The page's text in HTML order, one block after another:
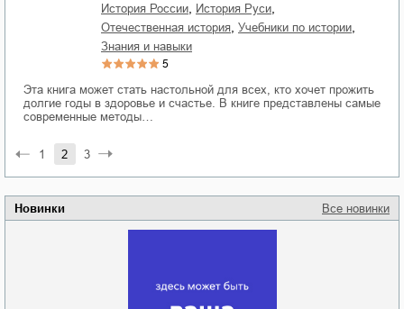
Новинки Все новинки
история России история Руси
отечественная история учебники по истории
знания и навыки
5
Эта книга может стать настольной для всех, кто хочет прожить
долгие годы в здоровье и счастье. В книге представлены самые
современные методы…
1 2 3